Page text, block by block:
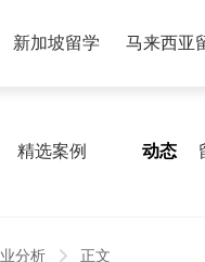
新加坡留学 马来西亚
精选案例 动态
分析 正文